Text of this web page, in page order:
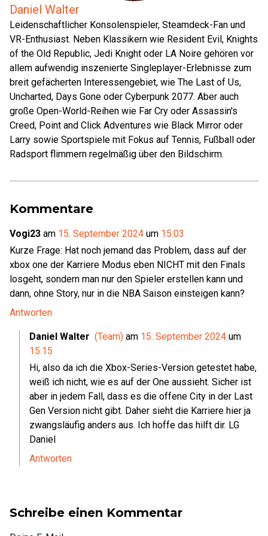
Daniel Walter
Leidenschaftlicher Konsolenspieler, Steamdeck-Fan und
VR-Enthusiast. Neben Klassikern wie Resident Evil, Knights
of the Old Republic, Jedi Knight oder LA Noire gehören vor
allem aufwendig inszenierte Singleplayer-Erlebnisse zum
breit gefächerten Interessengebiet, wie The Last of Us,
Uncharted, Days Gone oder Cyberpunk 2077. Aber auch
große Open-World-Reihen wie Far Cry oder Assassin's
Creed, Point and Click Adventures wie Black Mirror oder
Larry sowie Sportspiele mit Fokus auf Tennis, Fußball oder
Radsport flimmern regelmäßig über den Bildschirm.
Kommentare
Vogi23 am 15. September 2024 um 15:03
Kurze Frage: Hat noch jemand das Problem, dass auf der
xbox one der Karriere Modus eben NICHT mit den Finals
losgeht, sondern man nur den Spieler erstellen kann und
dann, ohne Story, nur in die NBA Saison einsteigen kann?
Antworten
Daniel Walter (Team) am 15. September 2024 um
15:15
Hi, also da ich die Xbox-Series-Version getestet habe,
weiß ich nicht, wie es auf der One aussieht. Sicher ist
aber in jedem Fall, dass es die offene City in der Last
Gen Version nicht gibt. Daher sieht die Karriere hier ja
zwangsläufig anders aus. Ich hoffe das hilft dir. LG
Daniel
Antworten
Schreibe einen Kommentar